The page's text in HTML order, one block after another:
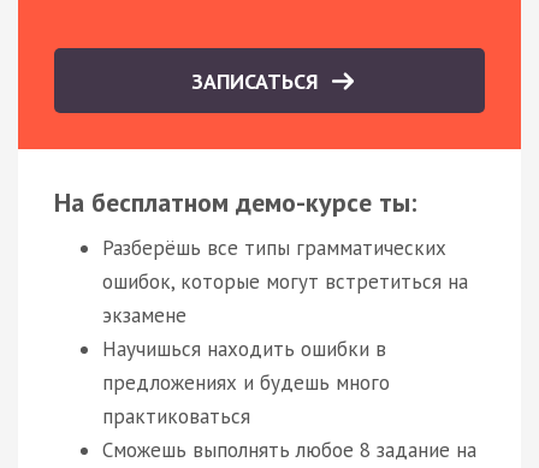
ЗАПИСАТЬСЯ
На бесплатном демо-курсе ты:
Разберёшь все типы грамматических
ошибок, которые могут встретиться на
экзамене
Научишься находить ошибки в
предложениях и будешь много
практиковаться
Сможешь выполнять любое 8 задание на